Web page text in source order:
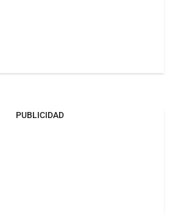
PUBLICIDAD